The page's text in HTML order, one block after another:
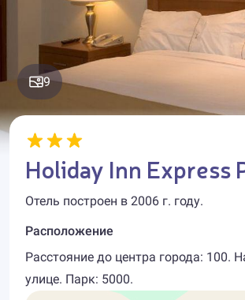
9
Holiday Inn Express
Отель построен в 2006 г. году.
Расположение
Расстояние до центра города: 100.
улице. Парк: 5000.